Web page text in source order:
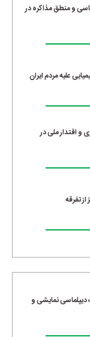
و منطق مذاکره در
علیه مردم ایران
و اقتدار ملی در
تفرقه
نمایشی و